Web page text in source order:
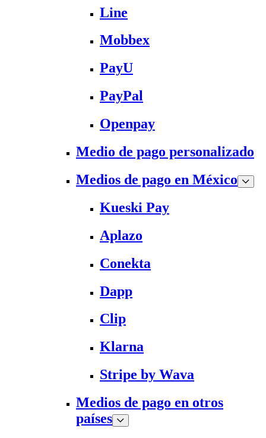
Line
Mobbex
PayU
PayPal
Openpay
Medio de pago personalizado
Medios de pago en México
Kueski Pay
Aplazo
Conekta
Dapp
Clip
Klarna
Stripe by Wava
Medios de pago en otros
países